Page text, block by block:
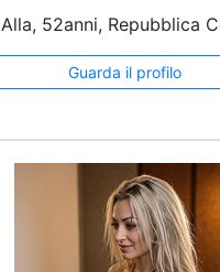
Alla, 52anni, Repubblica
Guarda il profilo